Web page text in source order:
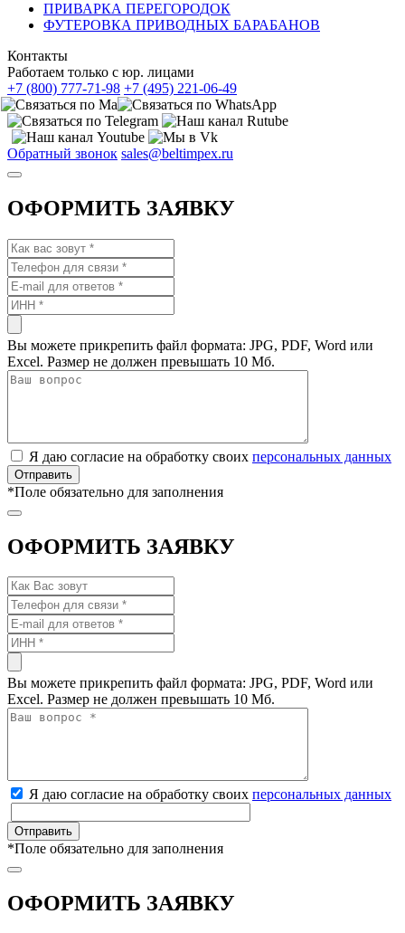
ПРИВАРКА ПЕРЕГОРОДОК
ФУТЕРОВКА ПРИВОДНЫХ БАРАБАНОВ
Контакты
Работаем только с юр. лицами
+7 (800) 777-71-98 +7 (495) 221-06-49
Обратный звонок sales@beltimpex.ru
ОФОРМИТЬ ЗАЯВКУ
Вы можете прикрепить файл формата: JPG, PDF, Word или
Excel. Размер не должен превышать 10 Мб.
Я даю согласие на обработку своих персональных данных
*Поле обязательно для заполнения
ОФОРМИТЬ ЗАЯВКУ
Вы можете прикрепить файл формата: JPG, PDF, Word или
Excel. Размер не должен превышать 10 Мб.
Я даю согласие на обработку своих персональных данных
*Поле обязательно для заполнения
ОФОРМИТЬ ЗАЯВКУ